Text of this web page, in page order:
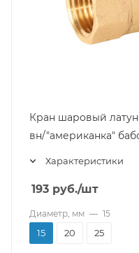
Кран шаровый
вн/"американка"
Характеристики
193 руб./шт
Диаметр, мм — 15
15 20 25